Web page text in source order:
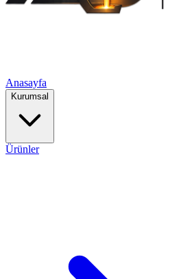
Anasayfa
Kurumsal
Ürünler